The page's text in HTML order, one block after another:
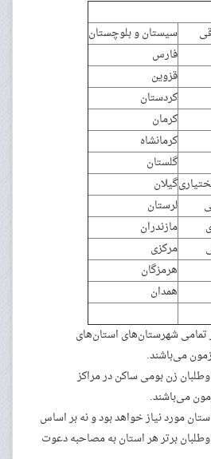
سیستان و بلوچستان
فارس
قزوین
کردستان
کرمان
کرمانشاه
گلستان
گیلان
لرستان
مازندران
مرکزی
هرمزگان
همدان
تمامی شهرستان‌های استان‌های
می‌باشند.
زن بومی ساکن در مراکز
می‌باشند.
مورد نیاز خواهد بود و نه بر اساس
برتر هر استان به مصاحبه دعوت